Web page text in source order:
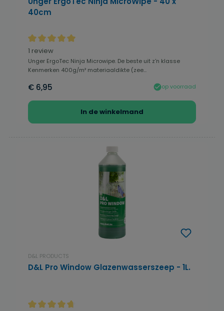
40cm
Gemiddelde waardering van 5 van 5 sterren
1 review
Unger ErgoTec Ninja Microwipe. De beste uit z'n klasse
Kenmerken 400g/m² materiaaldikte (zee...
€ 6,95 op voorraad
In de winkelmand
D&L PRODUCTS
D&L Pro Window Glazenwasserszeep - 1L.